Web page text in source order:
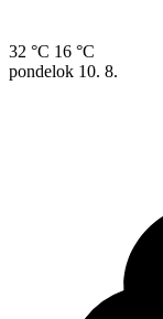
32 °C 16 °C
pondelok 10. 8.